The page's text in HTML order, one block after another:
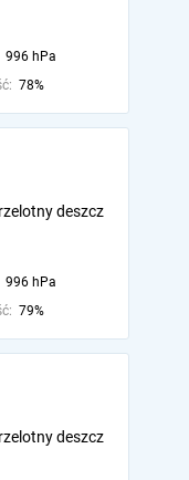
996 hPa
78%
deszcz
996 hPa
79%
deszcz